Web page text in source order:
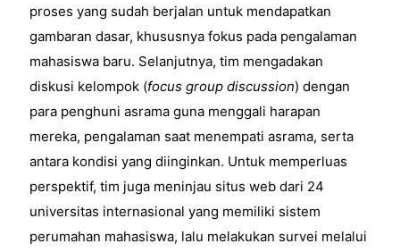
proses yang sudah berjalan untuk mendapatkan
gambaran dasar, khususnya fokus pada pengalaman
mahasiswa baru. Selanjutnya, tim mengadakan
diskusi kelompok (focus group discussion) dengan
para penghuni asrama guna menggali harapan
mereka, pengalaman saat menempati asrama, serta
antara kondisi yang diinginkan. Untuk memperluas
perspektif, tim juga meninjau situs web dari 24
universitas internasional yang memiliki sistem
perumahan mahasiswa, lalu melakukan survei melalui